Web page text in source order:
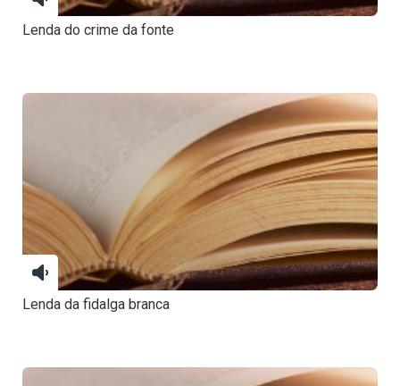
Lenda do crime da fonte
Lenda da fidalga branca